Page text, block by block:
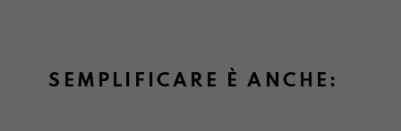
SEMPLIFICARE È ANCHE: